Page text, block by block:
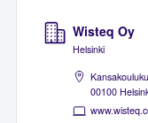
Wisteq Oy
Helsinki
00100